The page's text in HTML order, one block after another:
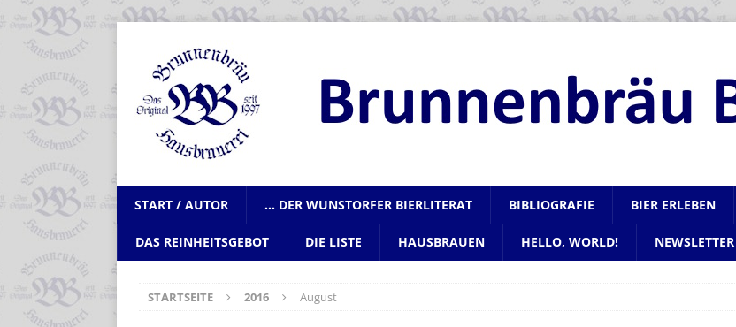
START / AUTOR … DER WUNSTORFER BIERLITERAT BIBLIOGRAFIE BIER ERLEBEN
DAS REINHEITSGEBOT DIE LISTE HAUSBRAUEN HELLO, WORLD! NEWSLETTER
STARTSEITE 2016 August